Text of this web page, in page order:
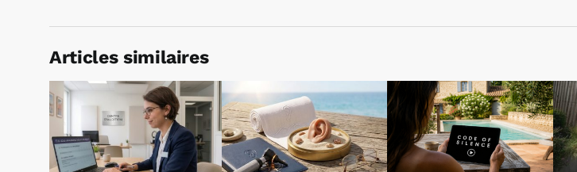
Articles similaires